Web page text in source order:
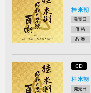
桂 米朝
発売日
価 格
品 番
CD
桂 米朝
発売日